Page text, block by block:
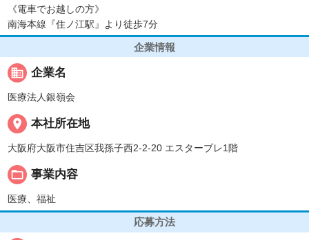
《電車でお越しの方》
南海本線『住ノ江駅』より徒歩7分
企業情報
business 企業名
医療法人銀嶺会
place 本社所在地
大阪府大阪市住吉区我孫子西2-2-20 エスターブレ1階
folder_open 事業内容
医療、福祉
応募方法